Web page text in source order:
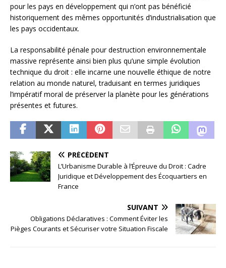
pour les pays en développement qui n’ont pas bénéficié
historiquement des mêmes opportunités d’industrialisation que
les pays occidentaux.
La responsabilité pénale pour destruction environnementale
massive représente ainsi bien plus qu’une simple évolution
technique du droit : elle incarne une nouvelle éthique de notre
relation au monde naturel, traduisant en termes juridiques
l’impératif moral de préserver la planète pour les générations
présentes et futures.
PRÉCÉDENT
L’Urbanisme Durable à l’Épreuve du Droit : Cadre
Juridique et Développement des Écoquartiers en
France
SUIVANT
Obligations Déclaratives : Comment Éviter les
Pièges Courants et Sécuriser votre Situation Fiscale